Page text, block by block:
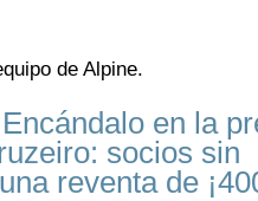
de Alpine.
Encándalo en la
socios sin
reventa de